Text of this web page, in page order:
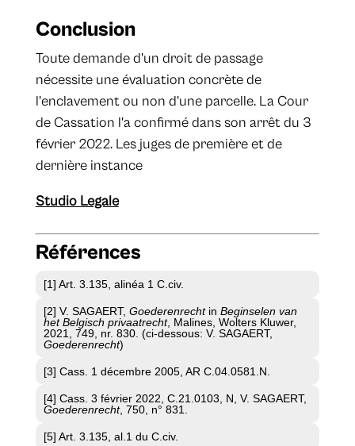
Conclusion
Toute demande d'un droit de passage
nécessite une évaluation concrète de
l'enclavement ou non d'une parcelle. La Cour
de Cassation l'a confirmé dans son arrêt du 3
février 2022. Les juges de première et de
dernière instance
Studio Legale
Références
[1] Art. 3.135, alinéa 1 C.civ.
[2] V. SAGAERT, Goederenrechtin Beginselen van
het Belgisch privaatrecht, Malines, Wolters Kluwer,
2021, 749, nr. 830. (ci-dessous: V. SAGAERT,
Goederenrecht)
[3] Cass. 1 décembre 2005, AR C.04.0581.N.
[4] Cass. 3 février 2022, C.21.0103, N, V. SAGAERT,
Goederenrecht, 750, n° 831.
[5] Art. 3.135, al.1 du C.civ.